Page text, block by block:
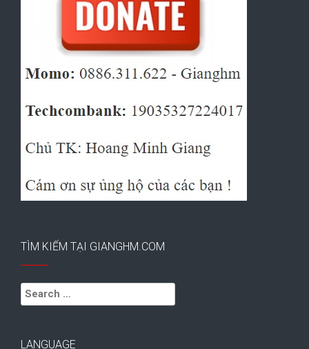
TÌM KIẾM TẠI GIANGHM.COM
Search
for:
LANGUAGE